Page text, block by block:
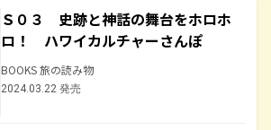
Ｓ０３ 史跡と神話の舞台をホロホ
ロ！ ハワイカルチャーさんぽ
BOOKS 旅の読み物
2024.03.22 発売